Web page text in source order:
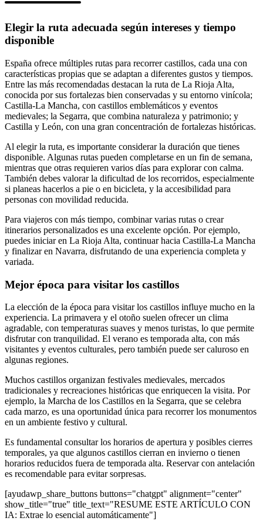
Elegir la ruta adecuada según intereses y tiempo
disponible
España ofrece múltiples rutas para recorrer castillos, cada una con
características propias que se adaptan a diferentes gustos y tiempos.
Entre las más recomendadas destacan la ruta de La Rioja Alta,
conocida por sus fortalezas bien conservadas y su entorno vinícola;
Castilla-La Mancha, con castillos emblemáticos y eventos
medievales; la Segarra, que combina naturaleza y patrimonio; y
Castilla y León, con una gran concentración de fortalezas históricas.
Al elegir la ruta, es importante considerar la duración que tienes
disponible. Algunas rutas pueden completarse en un fin de semana,
mientras que otras requieren varios días para explorar con calma.
También debes valorar la dificultad de los recorridos, especialmente
si planeas hacerlos a pie o en bicicleta, y la accesibilidad para
personas con movilidad reducida.
Para viajeros con más tiempo, combinar varias rutas o crear
itinerarios personalizados es una excelente opción. Por ejemplo,
puedes iniciar en La Rioja Alta, continuar hacia Castilla-La Mancha
y finalizar en Navarra, disfrutando de una experiencia completa y
variada.
Mejor época para visitar los castillos
La elección de la época para visitar los castillos influye mucho en la
experiencia. La primavera y el otoño suelen ofrecer un clima
agradable, con temperaturas suaves y menos turistas, lo que permite
disfrutar con tranquilidad. El verano es temporada alta, con más
visitantes y eventos culturales, pero también puede ser caluroso en
algunas regiones.
Muchos castillos organizan festivales medievales, mercados
tradicionales y recreaciones históricas que enriquecen la visita. Por
ejemplo, la Marcha de los Castillos en la Segarra, que se celebra
cada marzo, es una oportunidad única para recorrer los monumentos
en un ambiente festivo y cultural.
Es fundamental consultar los horarios de apertura y posibles cierres
temporales, ya que algunos castillos cierran en invierno o tienen
horarios reducidos fuera de temporada alta. Reservar con antelación
es recomendable para evitar sorpresas.
[ayudawp_share_buttons buttons="chatgpt" alignment="center"
show_title="true" title_text="RESUME ESTE ARTÍCULO CON
IA: Extrae lo esencial automáticamente"]